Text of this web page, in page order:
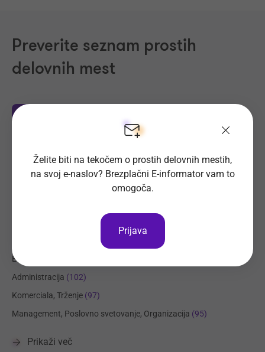
Preverite seznam prostih
delovnih mest
(325)
Strojništvo, Metalurgija, Rudarstvo
Prehrambena industrija, Živilstvo
Elektrotehnika, Elektronika, Telekomunikacije
Administracija (102)
Komerciala, Trženje (97)
Management, Poslovno svetovanje, Organizacija (95)
Prikaži več
Želite biti na tekočem o prostih delovnih mestih,
na svoj e-naslov? Brezplačni E-informator vam to
omogoča.
Prijava